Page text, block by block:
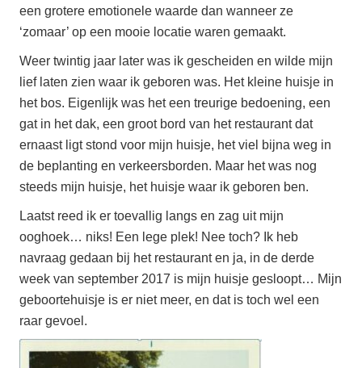
een grotere emotionele waarde dan wanneer ze
‘zomaar’ op een mooie locatie waren gemaakt.
Weer twintig jaar later was ik gescheiden en wilde mijn
lief laten zien waar ik geboren was. Het kleine huisje in
het bos. Eigenlijk was het een treurige bedoening, een
gat in het dak, een groot bord van het restaurant dat
ernaast ligt stond voor mijn huisje, het viel bijna weg in
de beplanting en verkeersborden. Maar het was nog
steeds mijn huisje, het huisje waar ik geboren ben.
Laatst reed ik er toevallig langs en zag uit mijn
ooghoek… niks! Een lege plek! Nee toch? Ik heb
navraag gedaan bij het restaurant en ja, in de derde
week van september 2017 is mijn huisje gesloopt… Mijn
geboortehuisje is er niet meer, en dat is toch wel een
raar gevoel.